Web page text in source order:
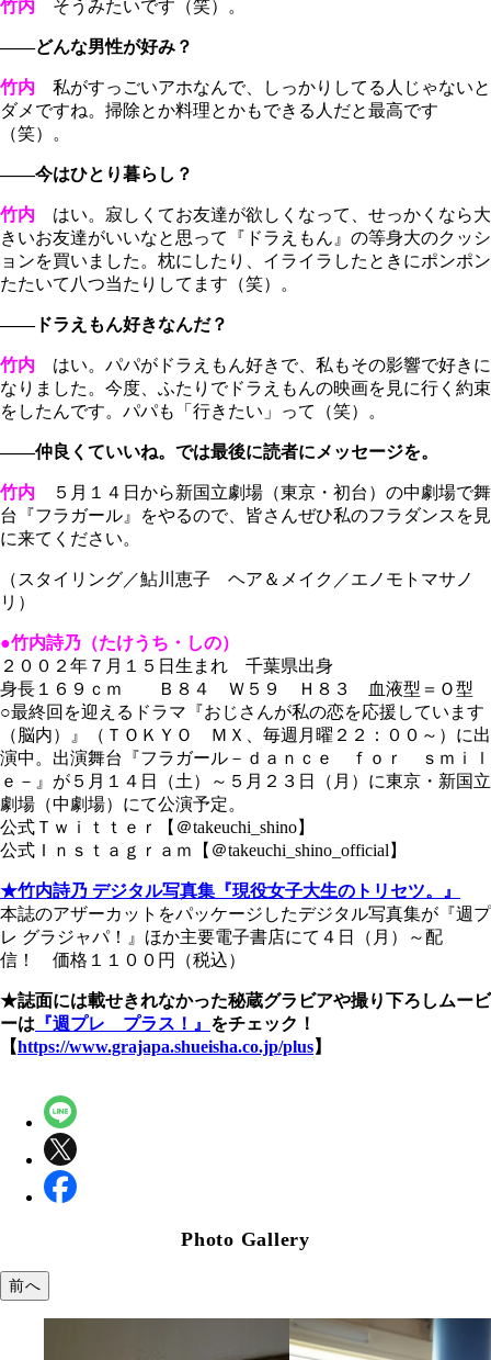
竹内 そうみたいです（笑）。
――どんな男性が好み？
竹内 私がすっごいアホなんで、しっかりしてる人じゃないと
ダメですね。掃除とか料理とかもできる人だと最高です
（笑）。
――今はひとり暮らし？
竹内 はい。寂しくてお友達が欲しくなって、せっかくなら大
きいお友達がいいなと思って『ドラえもん』の等身大のクッシ
ョンを買いました。枕にしたり、イライラしたときにポンポン
たたいて八つ当たりしてます（笑）。
――ドラえもん好きなんだ？
竹内 はい。パパがドラえもん好きで、私もその影響で好きに
なりました。今度、ふたりでドラえもんの映画を見に行く約束
をしたんです。パパも「行きたい」って（笑）。
――仲良くていいね。では最後に読者にメッセージを。
竹内 ５月１４日から新国立劇場（東京・初台）の中劇場で舞
台『フラガール』をやるので、皆さんぜひ私のフラダンスを見
に来てください。
（スタイリング／鮎川恵子 ヘア＆メイク／エノモトマサノ
リ）
●竹内詩乃（たけうち・しの）
２００２年７月１５日生まれ 千葉県出身
身長１６９ｃｍ Ｂ８４ Ｗ５９ Ｈ８３ 血液型＝Ｏ型
○最終回を迎えるドラマ『おじさんが私の恋を応援しています
（脳内）』（ＴＯＫＹＯ ＭＸ、毎週月曜２２：００～）に出
演中。出演舞台『フラガール－ｄａｎｃｅ ｆｏｒ ｓｍｉｌ
ｅ－』が５月１４日（土）～５月２３日（月）に東京・新国立
劇場（中劇場）にて公演予定。
公式Ｔｗｉｔｔｅｒ【＠takeuchi_shino】
公式Ｉｎｓｔａｇｒａｍ【＠takeuchi_shino_official】
★竹内詩乃 デジタル写真集『現役女子大生のトリセツ。』
本誌のアザーカットをパッケージしたデジタル写真集が『週プ
レ グラジャパ！』ほか主要電子書店にて４日（月）～配
信！ 価格１１００円（税込）
★誌面には載せきれなかった秘蔵グラビアや撮り下ろしムービ
ーは 『週プレ プラス！』 をチェック！
【https://www.grajapa.shueisha.co.jp/plus】
Photo Gallery
前へ